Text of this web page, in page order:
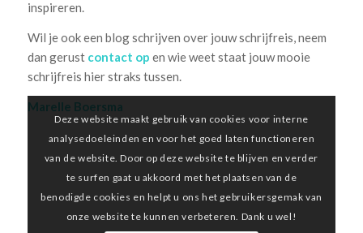
inspireren.
Wil je ook een blog schrijven over jouw schrijfreis, neem
dan gerust contact op en wie weet staat jouw mooie
schrijfreis hier straks tussen.
Marelle Boersma
Deze website maakt gebruik van cookies voor interne
analysedoeleinden en voor het goed laten functioneren
van de website. Door op deze website te blijven en verder
te surfen gaat u akkoord met het plaatsen van de
benodigde cookies en helpt u ons het gebruikersgemak van
onze website te kunnen verbeteren. Dank u wel!